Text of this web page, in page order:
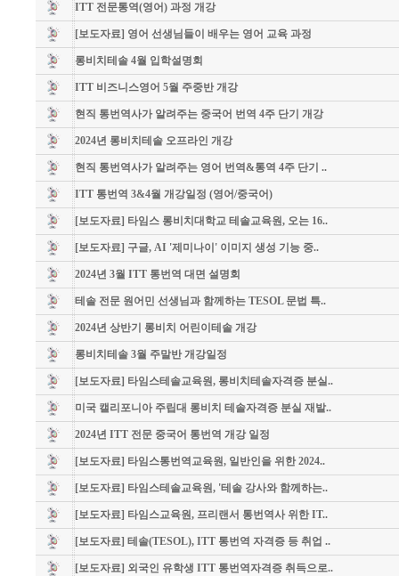
ITT 전문통역(영어) 과정 개강
[보도자료] 영어 선생님들이 배우는 영어 교육 과정
롱비치테솔 4월 입학설명회
ITT 비즈니스영어 5월 주중반 개강
현직 통번역사가 알려주는 중국어 번역 4주 단기 개강
2024년 롱비치테솔 오프라인 개강
현직 통번역사가 알려주는 영어 번역&통역 4주 단기 ..
ITT 통번역 3&4월 개강일정 (영어/중국어)
[보도자료] 타임스 롱비치대학교 테솔교육원, 오는 16..
[보도자료] 구글, AI '제미나이' 이미지 생성 기능 중..
2024년 3월 ITT 통번역 대면 설명회
테솔 전문 원어민 선생님과 함께하는 TESOL 문법 특..
2024년 상반기 롱비치 어린이테솔 개강
롱비치테솔 3월 주말반 개강일정
[보도자료] 타임스테솔교육원, 롱비치테솔자격증 분실..
미국 캘리포니아 주립대 롱비치 테솔자격증 분실 재발..
2024년 ITT 전문 중국어 통번역 개강 일정
[보도자료] 타임스통번역교육원, 일반인을 위한 2024..
[보도자료] 타임스테솔교육원, '테솔 강사와 함께하는..
[보도자료] 타임스교육원, 프리랜서 통번역사 위한 IT..
[보도자료] 테솔(TESOL), ITT 통번역 자격증 등 취업 ..
[보도자료] 외국인 유학생 ITT 통번역자격증 취득으로..